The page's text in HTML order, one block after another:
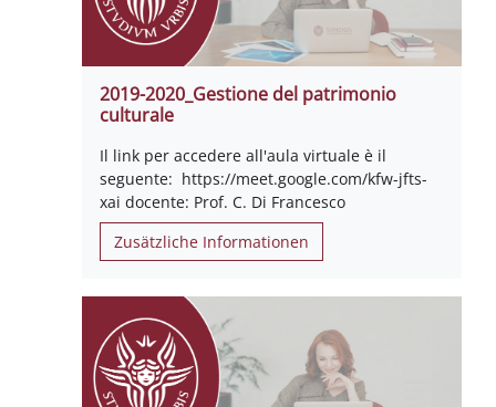
2019-2020_Gestione del patrimonio
culturale
Il link per accedere all'aula virtuale è il
seguente: https://meet.google.com/kfw-jfts-
xai docente: Prof. C. Di Francesco
Zusätzliche Informationen